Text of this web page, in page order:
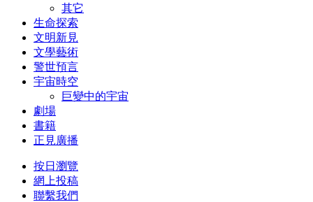
其它
生命探索
文明新見
文學藝術
警世預言
宇宙時空
巨變中的宇宙
劇場
書籍
正見廣播
按日瀏覽
網上投稿
聯繫我們